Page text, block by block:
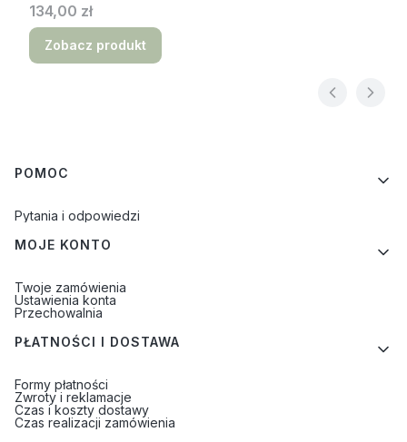
Cena
134,00 zł
Zobacz produkt
Linki w stopce
POMOC
Pytania i odpowiedzi
MOJE KONTO
Twoje zamówienia
Ustawienia konta
Przechowalnia
PŁATNOŚCI I DOSTAWA
Formy płatności
Zwroty i reklamacje
Czas i koszty dostawy
Czas realizacji zamówienia